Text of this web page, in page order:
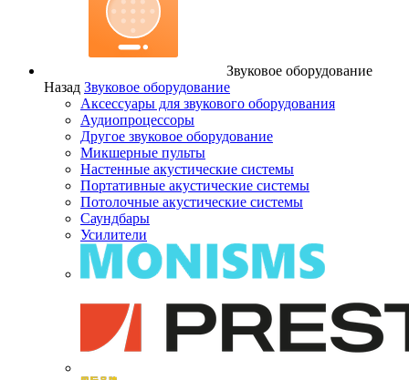
Звуковое оборудование
Назад Звуковое оборудование
Аксессуары для звукового оборудования
Аудиопроцессоры
Другое звуковое оборудование
Микшерные пульты
Настенные акустические системы
Портативные акустические системы
Потолочные акустические системы
Саундбары
Усилители